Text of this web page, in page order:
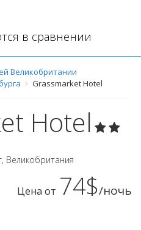
в сравнении
Великобритании
Grassmarket Hotel
Hotel
, Великобритания
Цена от 74$/ночь